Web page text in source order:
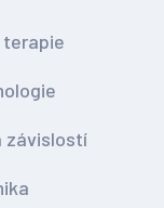
terapie
závislostí